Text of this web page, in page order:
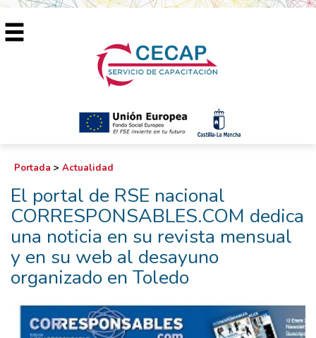
Portada > Actualidad
El portal de RSE nacional
CORRESPONSABLES.COM dedica
una noticia en su revista mensual
y en su web al desayuno
organizado en Toledo